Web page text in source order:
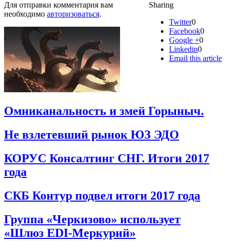
Sharing
Twitter0
Facebook0
Google +0
Linkedin0
Email this article
Для отправки комментария вам
необходимо авторизоваться.
Омниканальность и змей Горыныч.
Не взлетевший рынок ЮЗ ЭДО
КОРУС Консалтинг СНГ. Итоги 2017
года
СКБ Контур подвел итоги 2017 года
Группа «Черкизово» использует
«Шлюз EDI-Меркурий»